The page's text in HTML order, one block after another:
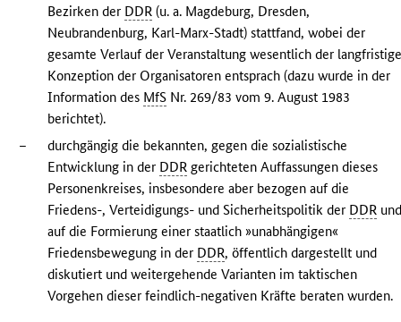
Bezirken der DDR (u. a. Magdeburg, Dresden,
Neubrandenburg, Karl-Marx-Stadt) stattfand, wobei der
gesamte Verlauf der Veranstaltung wesentlich der
Konzeption der Organisatoren entsprach (dazu wurde in der
Information des MfS Nr. 269/83 vom 9. August 1983
berichtet).
–
durchgängig die bekannten, gegen die sozialistische
Entwicklung in der DDR gerichteten Auffassungen dieses
Personenkreises, insbesondere aber bezogen auf die
Friedens-, Verteidigungs- und Sicherheitspolitik der DDR
auf die Formierung einer staatlich »unabhängigen«
Friedensbewegung in der DDR, öffentlich dargestellt und
diskutiert und weitergehende Varianten im taktischen
Vorgehen dieser feindlich-negativen Kräfte beraten wurden.